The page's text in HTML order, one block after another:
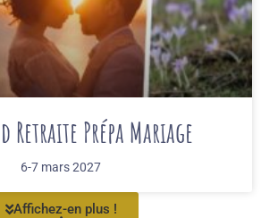
Retraite Prépa Mariage
6-7 mars 2027
Affichez-en plus !